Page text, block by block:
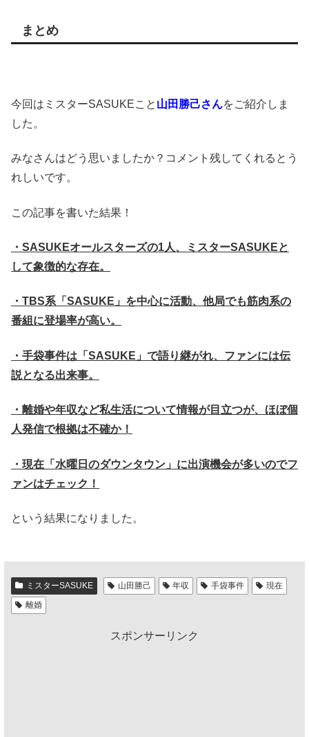
まとめ
今回はミスターSASUKEこと 山田勝己さんをご紹介しま
した。
みなさんはどう思いましたか？コメント残してくれるとう
れしいです。
この記事を書いた結果！
・SASUKEオールスターズの1人、ミスターSASUKEと
して象徴的な存在。
・TBS系「SASUKE」を中心に活動、他局でも筋肉系の
番組に登場率が高い。
・手袋事件は「SASUKE」で語り継がれ、ファンには伝
説となる出来事。
・離婚や年収など私生活について情報が目立つが、ほぼ個
人発信で根拠は不確か！
・現在「水曜日のダウンタウン」に出演機会が多いのでフ
ァンはチェック！
という結果になりました。
ミスターSASUKE 山田勝己 年収 手袋事件
現在
離婚
スポンサーリンク